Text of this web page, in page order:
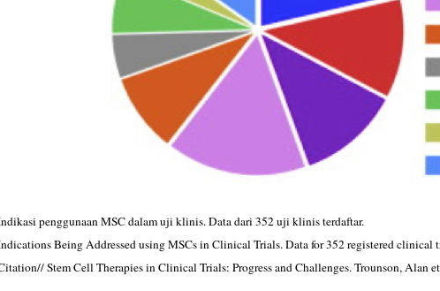
penggunaan MSC dalam uji klinis. Data dari 352 uji klinis terdaftar.
Being Addressed using MSCs in Clinical Trials. Data for 352 registered clinical
Stem Cell Therapies in Clinical Trials: Progress and Challenges. Trounson, Alan